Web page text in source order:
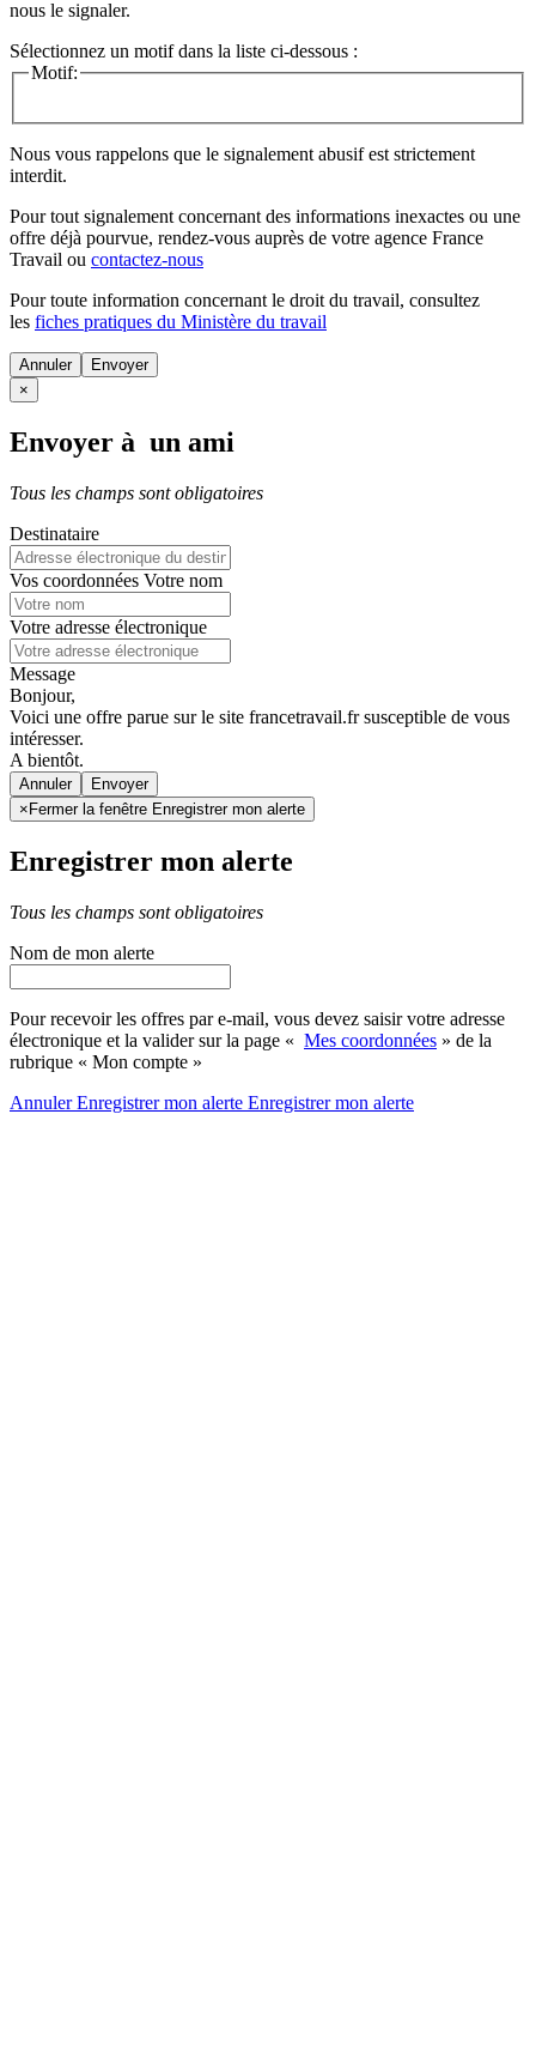
nous le signaler.
Sélectionnez un motif dans la liste ci-dessous :
Motif:
Nous vous rappelons que le signalement abusif est strictement
interdit.
Pour tout signalement concernant des informations inexactes ou une
offre déjà pourvue, rendez-vous auprès de votre agence France
Travail ou contactez-nous
Pour toute information concernant le droit du travail, consultez
les fiches pratiques du Ministère du travail
Annuler
×
Envoyer à un ami
Tous les champs sont obligatoires
Destinataire
Vos coordonnées Votre nom
Votre adresse électronique
Message
Bonjour,
Voici une offre parue sur le site francetravail.fr susceptible de vous
intéresser.
A bientôt.
Annuler
× Fermer la fenêtre Enregistrer mon alerte
Enregistrer mon alerte
Tous les champs sont obligatoires
Nom de mon alerte
Pour recevoir les offres par e-mail, vous devez saisir votre adresse
électronique et la valider sur la page « Mes coordonnées » de la
rubrique « Mon compte »
AnnulerEnregistrer mon alerte Enregistrermon alerte